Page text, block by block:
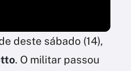
deste sábado (14),
. O militar passou